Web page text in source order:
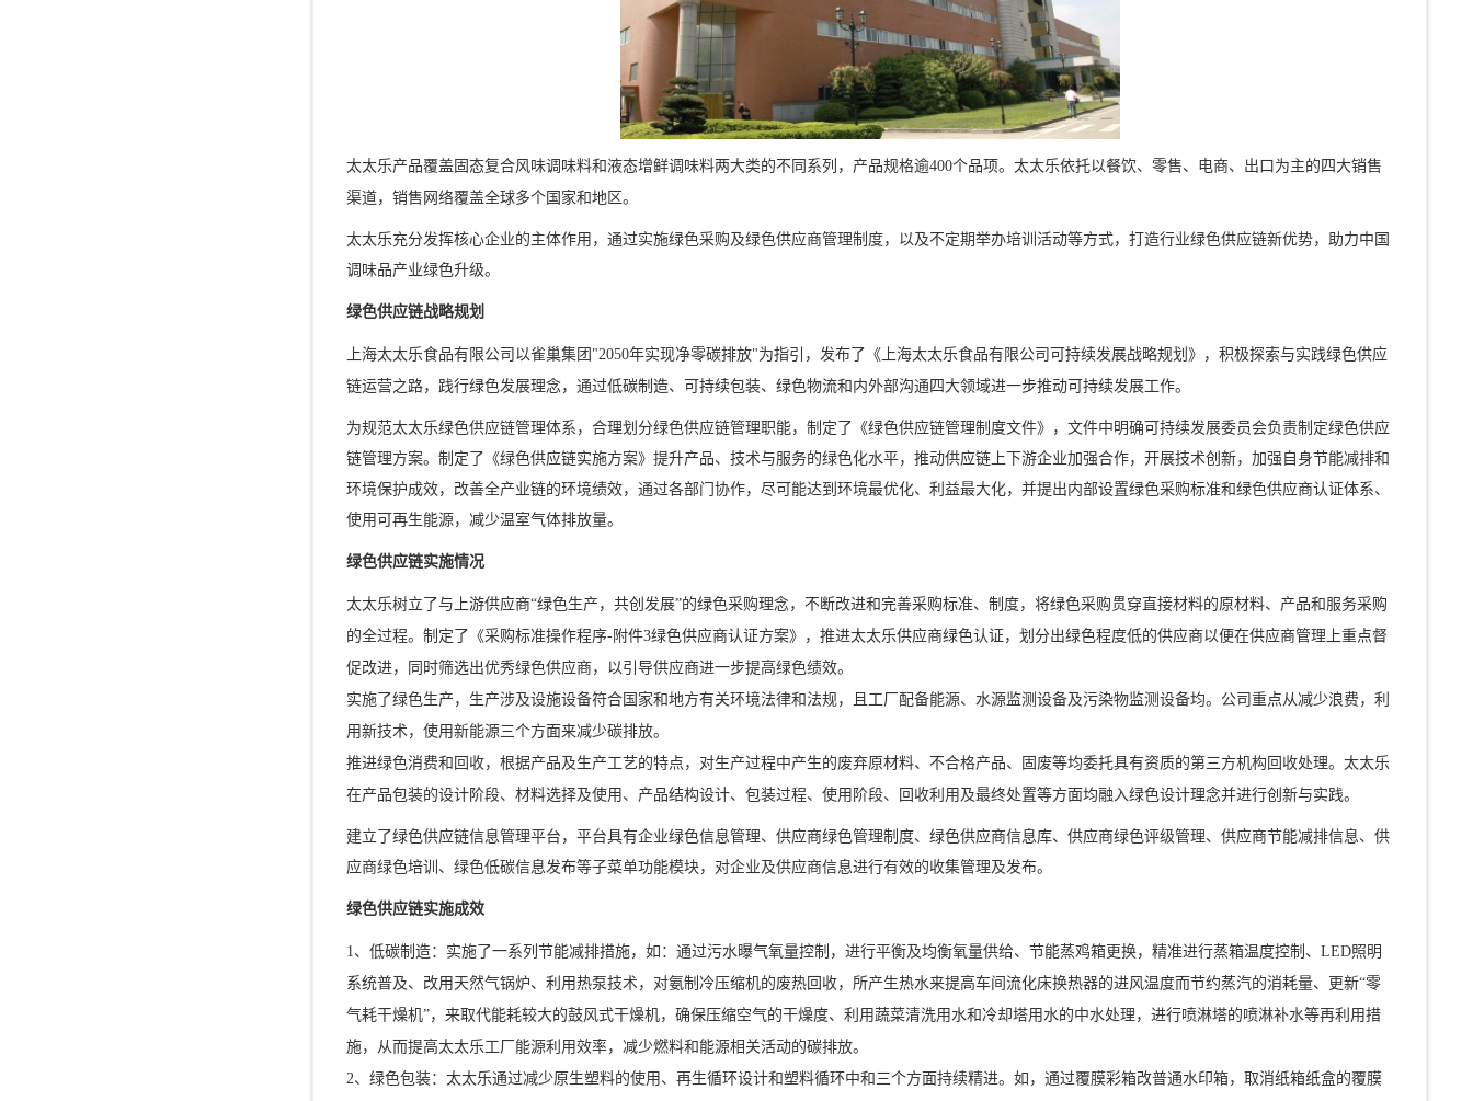
太太乐产品覆盖固态复合风味调味料和液态增鲜调味料两大类的不同系列，产品规格逾400个品项。太太乐依托以餐饮、零售、电商、出口为主的四大销售
渠道，销售网络覆盖全球多个国家和地区。
太太乐充分发挥核心企业的主体作用，通过实施绿色采购及绿色供应商管理制度，以及不定期举办培训活动等方式，打造行业绿色供应链新优势，助力中国
调味品产业绿色升级。
绿色供应链战略规划
上海太太乐食品有限公司以雀巢集团"2050年实现净零碳排放"为指引，发布了《上海太太乐食品有限公司可持续发展战略规划》，积极探索与实践绿色供应
链运营之路，践行绿色发展理念，通过低碳制造、可持续包装、绿色物流和内外部沟通四大领域进一步推动可持续发展工作。
为规范太太乐绿色供应链管理体系，合理划分绿色供应链管理职能，制定了《绿色供应链管理制度文件》，文件中明确可持续发展委员会负责制定绿色供应
链管理方案。制定了《绿色供应链实施方案》提升产品、技术与服务的绿色化水平，推动供应链上下游企业加强合作，开展技术创新，加强自身节能减排和
环境保护成效，改善全产业链的环境绩效，通过各部门协作，尽可能达到环境最优化、利益最大化，并提出内部设置绿色采购标准和绿色供应商认证体系、
使用可再生能源，减少温室气体排放量。
绿色供应链实施情况
太太乐树立了与上游供应商“绿色生产，共创发展”的绿色采购理念，不断改进和完善采购标准、制度，将绿色采购贯穿直接材料的原材料、产品和服务采购
的全过程。制定了《采购标准操作程序-附件3绿色供应商认证方案》，推进太太乐供应商绿色认证，划分出绿色程度低的供应商以便在供应商管理上重点督
促改进，同时筛选出优秀绿色供应商，以引导供应商进一步提高绿色绩效。
实施了绿色生产，生产涉及设施设备符合国家和地方有关环境法律和法规，且工厂配备能源、水源监测设备及污染物监测设备均。公司重点从减少浪费，利
用新技术，使用新能源三个方面来减少碳排放。
推进绿色消费和回收，根据产品及生产工艺的特点，对生产过程中产生的废弃原材料、不合格产品、固废等均委托具有资质的第三方机构回收处理。太太乐
在产品包装的设计阶段、材料选择及使用、产品结构设计、包装过程、使用阶段、回收利用及最终处置等方面均融入绿色设计理念并进行创新与实践。
建立了绿色供应链信息管理平台，平台具有企业绿色信息管理、供应商绿色管理制度、绿色供应商信息库、供应商绿色评级管理、供应商节能减排信息、供
应商绿色培训、绿色低碳信息发布等子菜单功能模块，对企业及供应商信息进行有效的收集管理及发布。
绿色供应链实施成效
1、低碳制造：实施了一系列节能减排措施，如：通过污水曝气氧量控制，进行平衡及均衡氧量供给、节能蒸鸡箱更换，精准进行蒸箱温度控制、LED照明
系统普及、改用天然气锅炉、利用热泵技术，对氨制冷压缩机的废热回收，所产生热水来提高车间流化床换热器的进风温度而节约蒸汽的消耗量、更新“零
气耗干燥机”，来取代能耗较大的鼓风式干燥机，确保压缩空气的干燥度、利用蔬菜清洗用水和冷却塔用水的中水处理，进行喷淋塔的喷淋补水等再利用措
施，从而提高太太乐工厂能源利用效率，减少燃料和能源相关活动的碳排放。
2、绿色包装：太太乐通过减少原生塑料的使用、再生循环设计和塑料循环中和三个方面持续精进。如，通过覆膜彩箱改普通水印箱，取消纸箱纸盒的覆膜